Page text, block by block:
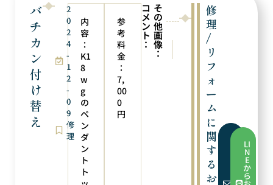
バ
チ
カ
ン
付
け
替
え
2
0
2
4
-
1
2
-
0
9
修
理
内
容
：
K1
8
w
g
の
ペ
ン
ダ
ン
ト
ト
参
考
料
金
：
7,
00
0
円
コ
メ
ン
ト
：
そ
の
他
画
像
： ペンダントトップへリフォーム
ペンダントトップ加工
修
理
/
リ
フ
ォ
ー
ム
に
関
す
る
お
フ
ら
LI
N
E
か
ら